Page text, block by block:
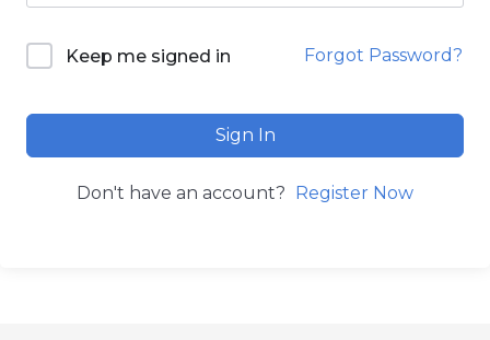
Keep me signed in Forgot Password?
Sign In
Don't have an account? Register Now